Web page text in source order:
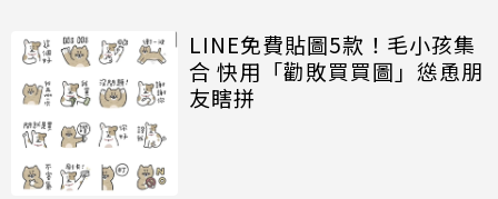
LINE免費貼圖5款！毛小孩集
合 快用「勸敗買買圖」慫恿朋
友瞎拼